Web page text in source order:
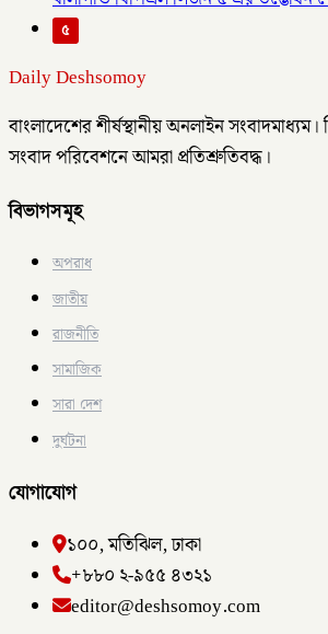
৫
Daily Deshsomoy
বাংলাদেশের শীর্ষস্থানীয় অনলাইন
সংবাদ পরিবেশনে আমরা প্রতিশ্রুতিবদ্ধ।
বিভাগসমূহ
অপরাধ
জাতীয়
রাজনীতি
সামাজিক
সারা দেশ
দুর্ঘটনা
যোগাযোগ
১০০, মতিঝিল, ঢাকা
+৮৮০ ২-৯৫৫ ৪৩২১
editor@deshsomoy.com